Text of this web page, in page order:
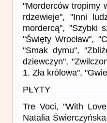
"Morderców tropimy
rdzewieje", "Inni
mordercą", "Szybki
"Święty Wrocław",
"Smak dymu",
dziewczyn",
1. Zła królowa",
PŁYTY
Tre Voci, "With
Natalia